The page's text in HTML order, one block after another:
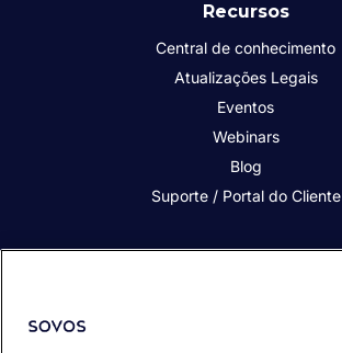
Recursos
Central de conhecimento
Atualizações Legais
Eventos
Webinars
Blog
Suporte / Portal do Cliente